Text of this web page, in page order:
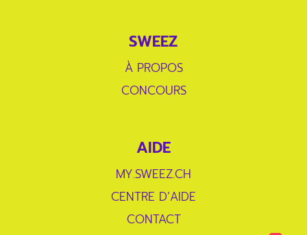
SWEEZ
À PROPOS
CONCOURS
AIDE
MY.SWEEZ.CH
CENTRE D’AIDE
CONTACT